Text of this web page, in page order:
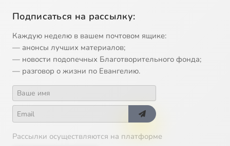
Подписаться на рассылку:
Каждую неделю в вашем почтовом ящике:
— анонсы лучших материалов;
— новости подопечных Благотворительного фонда;
— разговор о жизни по Евангелию.
Рассылки осуществляются на платформе